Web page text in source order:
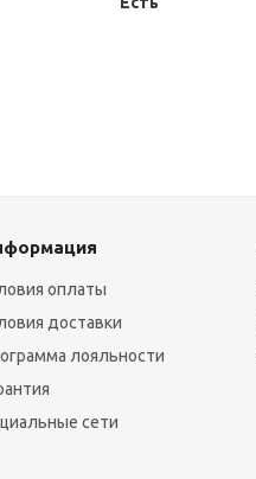
оплаты
доставки
лояльности
сети